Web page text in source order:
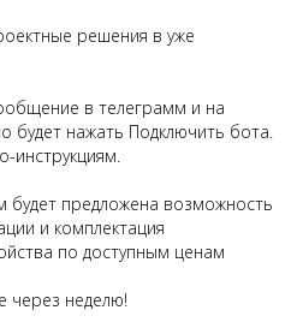
решения в уже
в телеграмм и на
будет нажать Подключить бота.
инструкциям.
предложена возможность
и комплектация
по доступным ценам
через неделю!